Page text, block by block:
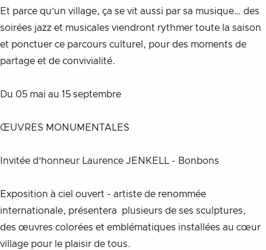
Et parce qu’un village, ça se vit aussi par sa musique… des
soirées jazz et musicales viendront rythmer toute la saison
et ponctuer ce parcours culturel, pour des moments de
partage et de convivialité.
Du 05 mai au 15 septembre
ŒUVRES MONUMENTALES
Invitée d’honneur Laurence JENKELL - Bonbons
Exposition à ciel ouvert - artiste de renommée
internationale, présentera  plusieurs de ses sculptures,
des œuvres colorées et emblématiques installées au cœur
village pour le plaisir de tous.